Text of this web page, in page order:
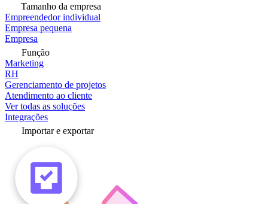
Tamanho da empresa
Empreendedor individual
Empresa pequena
Empresa
Função
Marketing
RH
Gerenciamento de projetos
Atendimento ao cliente
Ver todas as soluções
Integrações
Importar e exportar